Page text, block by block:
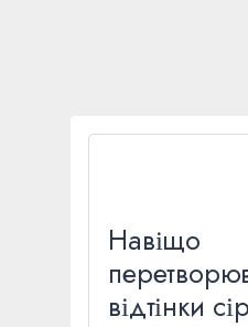
Навіщо
відтінки